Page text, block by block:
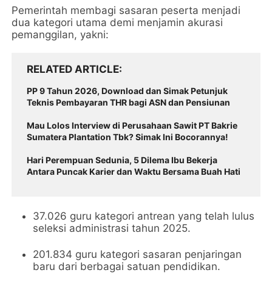
Pemerintah membagi sasaran peserta menjadi
dua kategori utama demi menjamin akurasi
pemanggilan, yakni:
RELATED ARTICLE
PP 9 Tahun 2026, Download dan Simak Petunjuk
Teknis Pembayaran THR bagi ASN dan Pensiunan
Mau Lolos Interview di Perusahaan Sawit PT Bakrie
Sumatera Plantation Tbk? Simak Ini Bocorannya!
Hari Perempuan Sedunia, 5 Dilema Ibu Bekerja
Antara Puncak Karier dan Waktu Bersama Buah Hati
37.026 guru kategori antrean yang telah lulus
seleksi administrasi tahun 2025.
201.834 guru kategori sasaran penjaringan
baru dari berbagai satuan pendidikan.